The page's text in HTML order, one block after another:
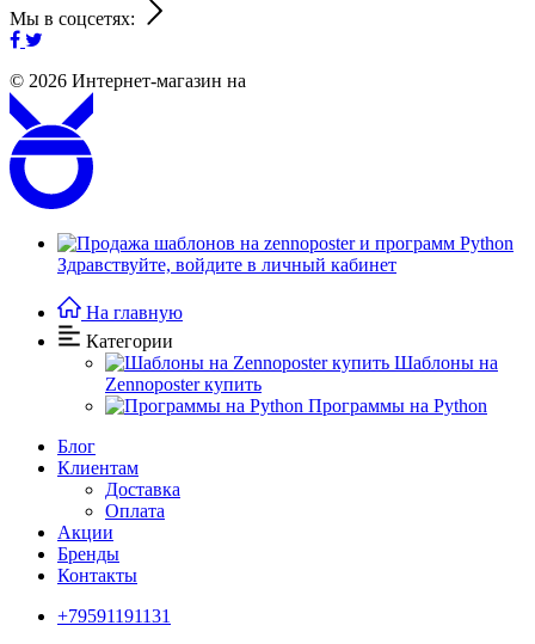
Мы в соцсетях:
© 2026 Интернет-магазин на
Здравствуйте, войдите в личный кабинет
На главную
Категории
Шаблоны на
Zennoposter купить
Программы на Python
Блог
Клиентам
Доставка
Оплата
Акции
Бренды
Контакты
+79591191131